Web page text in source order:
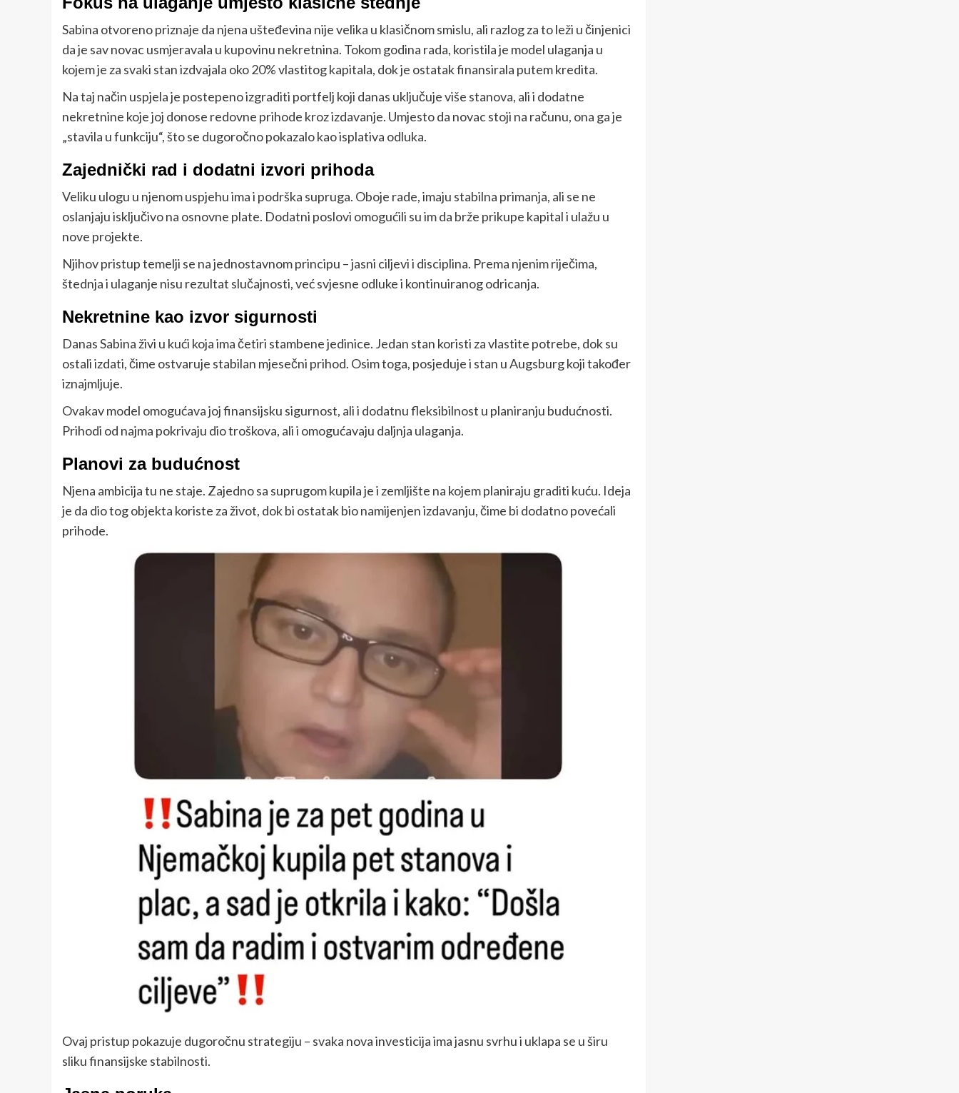
Sabina otvoreno priznaje da njena ušteđevina nije velika u klasičnom smislu, ali razlog za to leži u činjenici
da je sav novac usmjeravala u kupovinu nekretnina. Tokom godina rada, koristila je model ulaganja u
kojem je za svaki stan izdvajala oko 20% vlastitog kapitala, dok je ostatak finansirala putem kredita.
Na taj način uspjela je postepeno izgraditi portfelj koji danas uključuje više stanova, ali i dodatne
nekretnine koje joj donose redovne prihode kroz izdavanje. Umjesto da novac stoji na računu, ona ga je
„stavila u funkciju“, što se dugoročno pokazalo kao isplativa odluka.
Zajednički rad i dodatni izvori prihoda
Veliku ulogu u njenom uspjehu ima i podrška supruga. Oboje rade, imaju stabilna primanja, ali se ne
oslanjaju isključivo na osnovne plate. Dodatni poslovi omogućili su im da brže prikupe kapital i ulažu u
nove projekte.
Njihov pristup temelji se na jednostavnom principu – jasni ciljevi i disciplina. Prema njenim riječima,
štednja i ulaganje nisu rezultat slučajnosti, već svjesne odluke i kontinuiranog odricanja.
Nekretnine kao izvor sigurnosti
Danas Sabina živi u kući koja ima četiri stambene jedinice. Jedan stan koristi za vlastite potrebe, dok su
ostali izdati, čime ostvaruje stabilan mjesečni prihod. Osim toga, posjeduje i stan uAugsburgkoji također
iznajmljuje.
Ovakav model omogućava joj finansijsku sigurnost, ali i dodatnu fleksibilnost u planiranju budućnosti.
Prihodi od najma pokrivaju dio troškova, ali i omogućavaju daljnja ulaganja.
Planovi za budućnost
Njena ambicija tu ne staje. Zajedno sa suprugom kupila je i zemljište na kojem planiraju graditi kuću. Ideja
je da dio tog objekta koriste za život, dok bi ostatak bio namijenjen izdavanju, čime bi dodatno povećali
prihode.
Ovaj pristup pokazuje dugoročnu strategiju – svaka nova investicija ima jasnu svrhu i uklapa se u širu
sliku finansijske stabilnosti.